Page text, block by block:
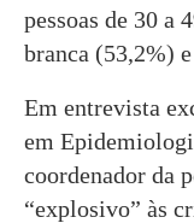
pessoas de 30 a
branca (53,2%)
Em entrevista
em
coordenador da
“explosivo” às